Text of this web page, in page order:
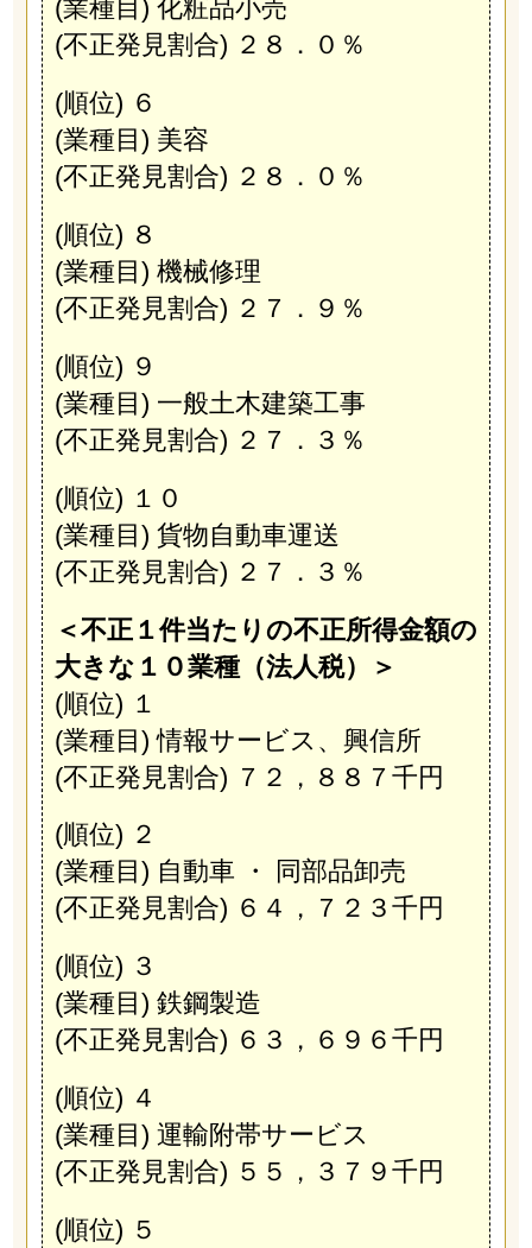
(業種目) 化粧品小売
(不正発見割合) ２８．０％
(順位) ６
(業種目) 美容
(不正発見割合) ２８．０％
(順位) ８
(業種目) 機械修理
(不正発見割合) ２７．９％
(順位) ９
(業種目) 一般土木建築工事
(不正発見割合) ２７．３％
(順位) １０
(業種目) 貨物自動車運送
(不正発見割合) ２７．３％
＜不正１件当たりの不正所得金額の
大きな１０業種（法人税）＞
(順位) １
(業種目) 情報サービス、興信所
(不正発見割合) ７２，８８７千円
(順位) ２
(業種目) 自動車 ・ 同部品卸売
(不正発見割合) ６４，７２３千円
(順位) ３
(業種目) 鉄鋼製造
(不正発見割合) ６３，６９６千円
(順位) ４
(業種目) 運輸附帯サービス
(不正発見割合) ５５，３７９千円
(順位) ５